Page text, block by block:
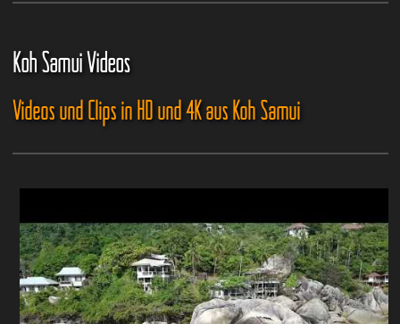
Koh Samui Videos
Videos und Clips in HD und 4K aus Koh Samui